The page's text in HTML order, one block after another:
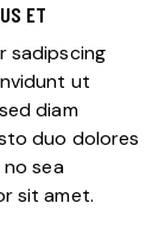
ET
sadipscing
ut
diam
duo dolores
sea
sit amet.